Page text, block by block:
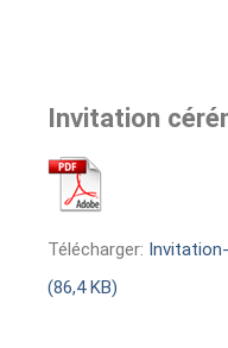
Invitation
Télécharger:
(86,4 KB)